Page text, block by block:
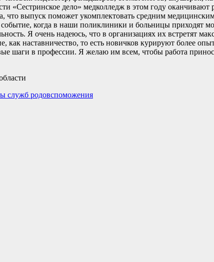
«Сестринское дело» медколледж в этом году оканчивают
что выпуск поможет укомплектовать средним
когда в наши поликлиники и больницы приходят
Я очень надеюсь, что в организациях их встретят
как наставничество, то есть новичков курируют более
шаги в профессии. Я желаю им всем, чтобы работа
служб родовспоможения